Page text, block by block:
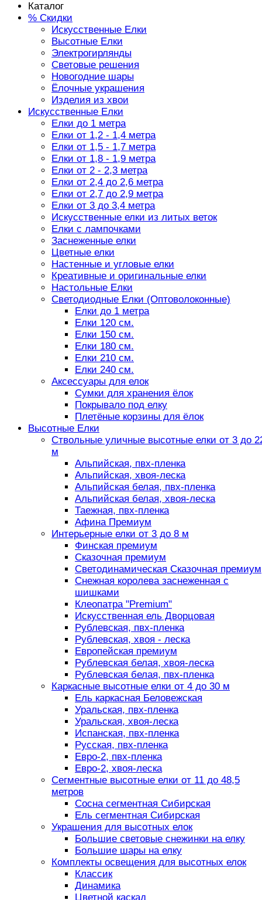
Каталог
% Скидки
Искусственные Елки
Высотные Елки
Электрогирлянды
Световые решения
Новогодние шары
Ёлочные украшения
Изделия из хвои
Искусственные Елки
Елки до 1 метра
Елки от 1,2 - 1,4 метра
Елки от 1,5 - 1,7 метра
Елки от 1,8 - 1,9 метра
Елки от 2 - 2,3 метра
Елки от 2,4 до 2,6 метра
Елки от 2,7 до 2,9 метра
Елки от 3 до 3,4 метра
Искусственные елки из литых веток
Елки с лампочками
Заснеженные елки
Цветные елки
Настенные и угловые елки
Креативные и оригинальные елки
Настольные Елки
Светодиодные Елки (Оптоволоконные)
Елки до 1 метра
Елки 120 см.
Елки 150 см.
Елки 180 см.
Елки 210 см.
Елки 240 см.
Аксессуары для елок
Сумки для хранения ёлок
Покрывало под елку
Плетёные корзины для ёлок
Высотные Елки
Ствольные уличные высотные елки от 3 до
м
Альпийская, пвх-пленка
Альпийская, хвоя-леска
Альпийская белая, пвх-пленка
Альпийская белая, хвоя-леска
Таежная, пвх-пленка
Афина Премиум
Интерьерные елки от 3 до 8 м
Финская премиум
Сказочная премиум
Светодинамическая Сказочная премиум
Снежная королева заснеженная с
шишками
Клеопатра "Premium"
Искусственная ель Дворцовая
Рублевская, пвх-пленка
Рублевская, хвоя - леска
Европейская премиум
Рублевская белая, хвоя-леска
Рублевская белая, пвх-пленка
Каркасные высотные елки от 4 до 30 м
Ель каркасная Беловежская
Уральская, пвх-пленка
Уральская, хвоя-леска
Испанская, пвх-пленка
Русская, пвх-пленка
Евро-2, пвх-пленка
Евро-2, хвоя-леска
Сегментные высотные елки от 11 до 48,5
метров
Сосна сегментная Сибирская
Ель сегментная Сибирская
Украшения для высотных елок
Большие световые снежинки на елку
Большие шары на елку
Комплекты освещения для высотных елок
Классик
Динамика
Цветной каскад